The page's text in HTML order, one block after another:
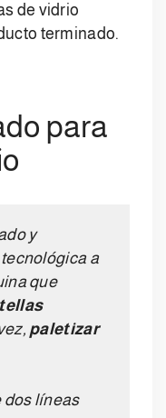
de vidrio
terminado.
para
y
a
que
paletizar
dos líneas